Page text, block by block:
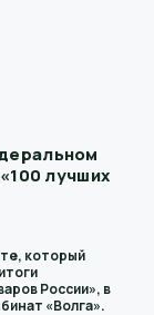
лучших
который
России», в
«Волга».